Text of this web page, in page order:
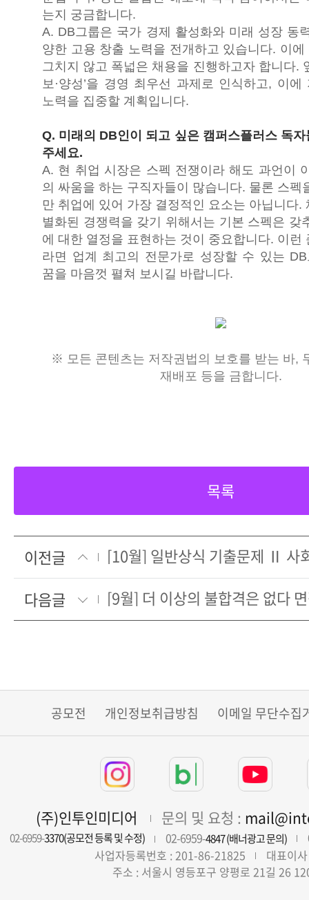
는지 궁금합니다.
A. DB그룹은 국가 경제 활성화와 미래 성장 동
양한 고용 창출 노력을 전개하고 있습니다. 이
그치지 않고 폭넓은 채용을 진행하고자 합니다.
보·양성’을 경영 최우선 과제로 인식하고, 이에
노력을 집중할 계획입니다.
Q. 미래의 DB인이 되고 싶은 캠퍼스플러스 독
주세요.
A. 현 취업 시장은 스펙 전쟁이라 해도 과언이
의 싸움을 하는 구직자들이 많습니다. 물론 스펙
만 취업에 있어 가장 결정적인 요소는 아닙니다.
별화된 경쟁력을 갖기 위해서는 기본 스펙은 갖
에 대한 열정을 표현하는 것이 중요합니다. 이런
라면 업계 최고의 전문가로 성장할 수 있는
꿈을 마음껏 펼쳐 보시길 바랍니다.
※ 모든 콘텐츠는 저작권법의 보호를 받는 바,
재배포 등을 금합니다.
목록
이전글
[10월] 일반상식 기출문제 Ⅱ 사
다음글
공모전 개인정보취급방침 이메일 무단수집
(주)인투인미디어 문의 및 요청 :
02-6959-3370(공모전 등록 및 수정) 02-6959-4847 (배너광고 문의)
사업자등록번호 : 201-86-21825
대표이
주소 : 서울시 영등포구 양평로 21길 26